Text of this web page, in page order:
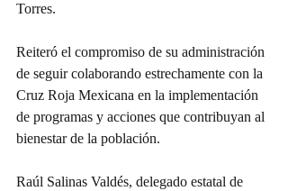
Torres.
Reiteró el compromiso de su administración
de seguir colaborando estrechamente con la
Cruz Roja Mexicana en la implementación
de programas y acciones que contribuyan al
bienestar de la población.
Raúl Salinas Valdés, delegado estatal de